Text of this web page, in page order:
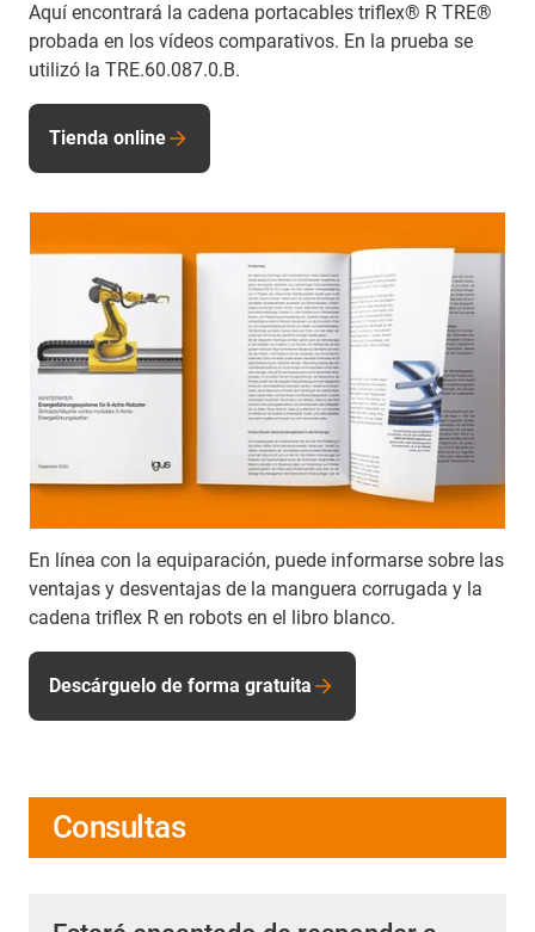
Aquí encontrará la cadena portacables triflex® R TRE®
probada en los vídeos comparativos. En la prueba se
utilizó la TRE.60.087.0.B.
Tienda online
En línea con la equiparación, puede informarse sobre las
ventajas y desventajas de la manguera corrugada y la
cadena triflex R en robots en el libro blanco.
Descárguelo de forma gratuita
Consultas